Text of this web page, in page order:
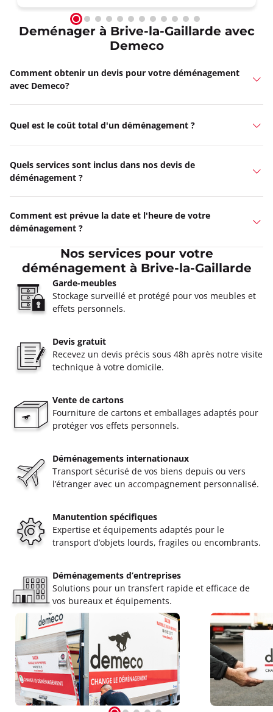
Deménager à Brive-la-Gaillarde avec
Demeco
Comment obtenir un devis pour votre déménagement
avec Demeco?
Quel est le coût total d'un déménagement ?
Quels services sont inclus dans nos devis de
déménagement ?
Comment est prévue la date et l'heure de votre
déménagement ?
Nos services pour votre
déménagement à Brive-la-Gaillarde
Garde-meubles
Stockage surveillé et protégé pour vos meubles et
effets personnels.
Devis gratuit
Recevez un devis précis sous 48h après notre visite
technique à votre domicile.
Vente de cartons
Fourniture de cartons et emballages adaptés pour
protéger vos effets personnels.
Déménagements internationaux
Transport sécurisé de vos biens depuis ou vers
l’étranger avec un accompagnement personnalisé.
Manutention spécifiques
Expertise et équipements adaptés pour le
transport d’objets lourds, fragiles ou encombrants.
Déménagements d’entreprises
Solutions pour un transfert rapide et efficace de
vos bureaux et équipements.